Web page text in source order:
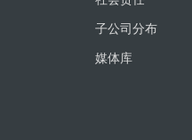
子公司分布
媒体库